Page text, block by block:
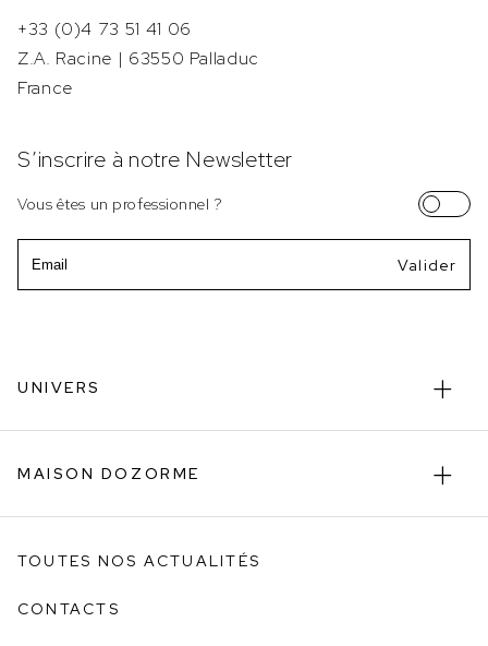
+33 (0)4 73 51 41 06
Z.A. Racine | 63550 Palladuc
France
S’inscrire à notre Newsletter
Vous êtes un professionnel ?
UNIVERS
MAISON DOZORME
TOUTES NOS ACTUALITÉS
CONTACTS